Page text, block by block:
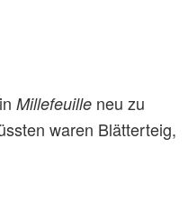
Millefeuille neu zu
waren Blätterteig,